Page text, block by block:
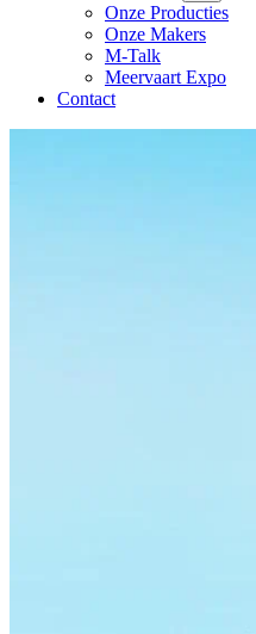
Onze Producties
Onze Makers
M-Talk
Meervaart Expo
Contact